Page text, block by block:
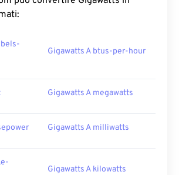
Gigawatts A btus-per-hour
Gigawatts A megawatts
Gigawatts A milliwatts
Gigawatts A kilowatts